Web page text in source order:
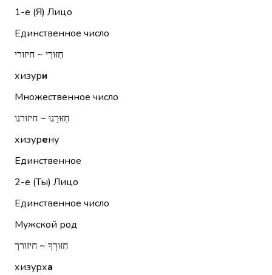
1-е (Я) Лицо
Единственное число
חִזּוּרִי ~ חיזורי
хизури
Множественное число
חִזּוּרֵנוּ ~ חיזורנו
хизурену
Единственное
2-е (Ты) Лицо
Единственное число
Мужской род
חִזּוּרְךָ ~ חיזורך
хизурха